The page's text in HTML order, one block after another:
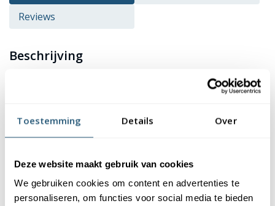
Toestemming Details Over
Deze website maakt gebruik van cookies
We gebruiken cookies om content en advertenties te
personaliseren, om functies voor social media te bieden
Reviews
Beschrijving
kopen? Deze vlag is
hoogwaardige kwaliteit en afwerking. De vlag is gemaakt van
dat de kleuren van de vlag mooi blijven. Bovendien zijn onze
te houden zijn.